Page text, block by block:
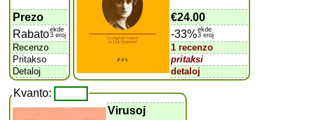
Prezo
Rabatoekde
3 eroj
Recenzo
Pritakso
Detaloj
€24.00
-33%ekde
3 eroj
1 recenzo
pritaksi
detaloj
Kvanto:
Virusoj